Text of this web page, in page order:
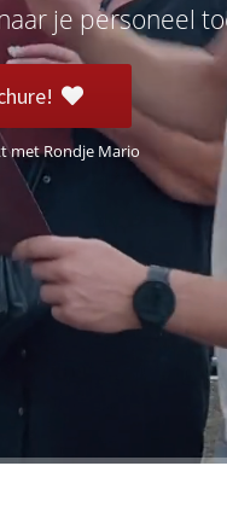
je personeel
met Rondje Mario